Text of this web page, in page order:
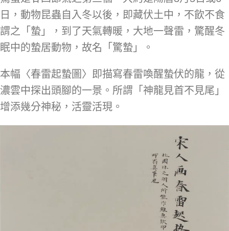
日，動物昆蟲自入冬以後，即藏伏土中，不飲不食
謂之「蟄」，到了天氣轉暖，大地一聲雷，驚醒冬
眠中的蟄居動物，故名「驚蟄」。
本幅〈春雷起蟄圖〉即描寫春雷喚醒蟄伏的龍，從
濃雲中探出頭腳的一景。所謂「神龍見首不見尾」
增添幾分神秘，活靈活現。